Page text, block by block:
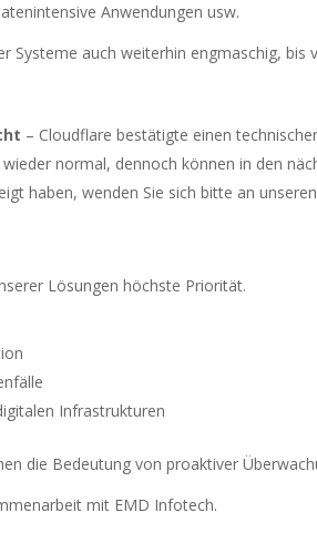
Anwendungen usw.
Systeme auch weiterhin engmaschig,
– Cloudflare bestätigte einen
normal, dennoch können in den
haben, wenden Sie sich bitte an
Lösungen höchste Priorität.
Infrastrukturen
die Bedeutung von proaktiver
mit EMD Infotech.